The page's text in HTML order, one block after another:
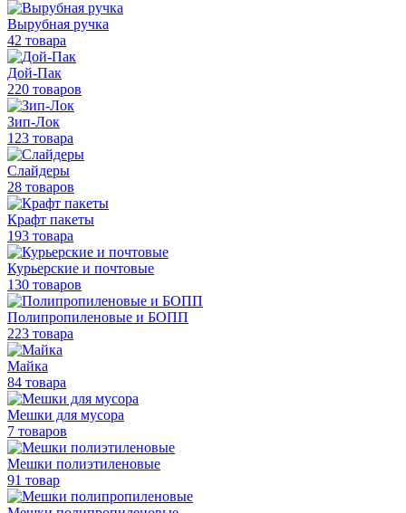
Вырубная ручка
42 товара
Дой-Пак
220 товаров
Зип-Лок
123 товара
Слайдеры
28 товаров
Крафт пакеты
193 товара
Курьерские и почтовые
130 товаров
Полипропиленовые и БОПП
223 товара
Майка
84 товара
Мешки для мусора
7 товаров
Мешки полиэтиленовые
91 товар